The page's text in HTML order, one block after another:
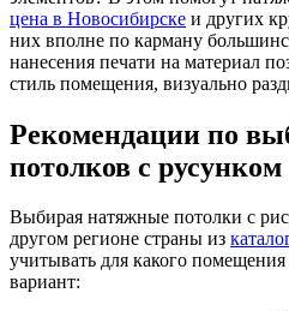
цена в Новосибирске и других
них вполне по карману
нанесения печати на материал
стиль помещения, визуально
Рекомендации по
потолков с русунком
Выбирая натяжные потолки с
другом регионе страны из
учитывать для какого
вариант: